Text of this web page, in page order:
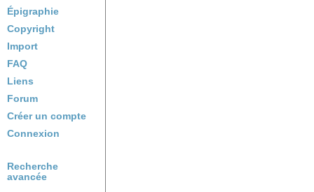
Épigraphie
Copyright
Import
FAQ
Liens
Forum
Créer un compte
Connexion
Recherche
avancée